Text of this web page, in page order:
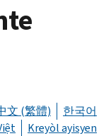
文 (繁體)
한국어
Kreyòl ayisyen